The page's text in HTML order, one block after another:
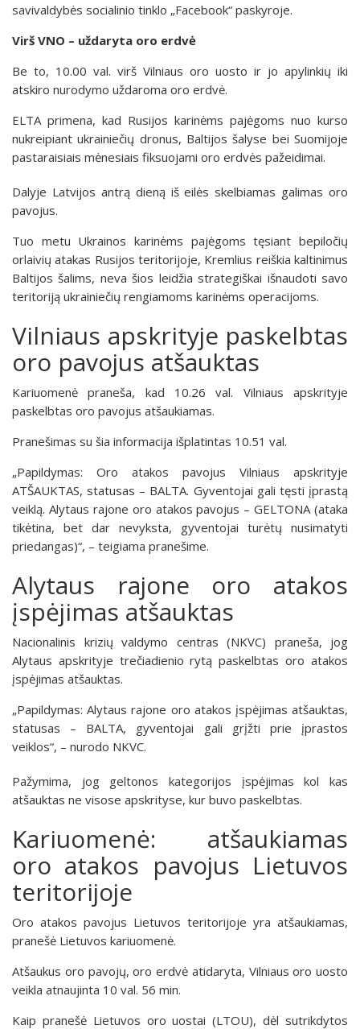
savivaldybės socialinio tinklo „Facebook“ paskyroje.
Virš VNO – uždaryta oro erdvė
Be to, 10.00 val. virš Vilniaus oro uosto ir jo apylinkių iki
atskiro nurodymo uždaroma oro erdvė.
ELTA primena, kad Rusijos karinėms pajėgoms nuo kurso
nukreipiant ukrainiečių dronus, Baltijos šalyse bei Suomijoje
pastaraisiais mėnesiais fiksuojami oro erdvės pažeidimai.
Dalyje Latvijos antrą dieną iš eilės skelbiamas galimas oro
pavojus.
Tuo metu Ukrainos karinėms pajėgoms tęsiant bepiločių
orlaivių atakas Rusijos teritorijoje, Kremlius reiškia kaltinimus
Baltijos šalims, neva šios leidžia strategiškai išnaudoti savo
teritoriją ukrainiečių rengiamoms karinėms operacijoms.
Vilniaus apskrityje paskelbtas
oro pavojus atšauktas
Kariuomenė praneša, kad 10.26 val. Vilniaus apskrityje
paskelbtas oro pavojus atšaukiamas.
Pranešimas su šia informacija išplatintas 10.51 val.
„Papildymas: Oro atakos pavojus Vilniaus apskrityje
ATŠAUKTAS, statusas – BALTA. Gyventojai gali tęsti įprastą
veiklą. Alytaus rajone oro atakos pavojus – GELTONA (ataka
tikėtina, bet dar nevyksta, gyventojai turėtų nusimatyti
priedangas)“, – teigiama pranešime.
Alytaus rajone oro atakos
įspėjimas atšauktas
Nacionalinis krizių valdymo centras (NKVC) praneša, jog
Alytaus apskrityje trečiadienio rytą paskelbtas oro atakos
įspėjimas atšauktas.
„Papildymas: Alytaus rajone oro atakos įspėjimas atšauktas,
statusas – BALTA, gyventojai gali grįžti prie įprastos
veiklos“, – nurodo NKVC.
Pažymima, jog geltonos kategorijos įspėjimas kol kas
atšauktas ne visose apskrityse, kur buvo paskelbtas.
Kariuomenė: atšaukiamas
oro atakos pavojus Lietuvos
teritorijoje
Oro atakos pavojus Lietuvos teritorijoje yra atšaukiamas,
pranešė Lietuvos kariuomenė.
Atšaukus oro pavojų, oro erdvė atidaryta, Vilniaus oro uosto
veikla atnaujinta 10 val. 56 min.
Kaip pranešė Lietuvos oro uostai (LTOU), dėl sutrikdytos